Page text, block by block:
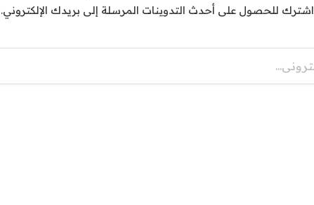
اشترك للحصول على أحدث التدوينات المرسلة إلى بريدك الإلكتروني.